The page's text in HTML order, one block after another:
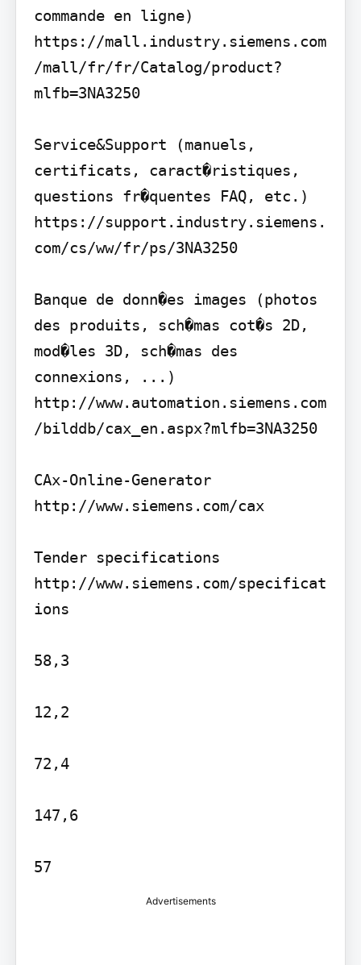
commande en ligne)
https://mall.industry.siemens.com
/mall/fr/fr/Catalog/product?
mlfb=3NA3250
Service&Support (manuels,
certificats, caract�ristiques,
questions fr�quentes FAQ, etc.)
https://support.industry.siemens.
com/cs/ww/fr/ps/3NA3250
Banque de donn�es images (photos
des produits, sch�mas cot�s 2D,
mod�les 3D, sch�mas des
connexions, ...)
http://www.automation.siemens.com
/bilddb/cax_en.aspx?mlfb=3NA3250
CAx-Online-Generator
http://www.siemens.com/cax
Tender specifications
http://www.siemens.com/specificat
ions
58,3
12,2
72,4
147,6
57
Advertisements